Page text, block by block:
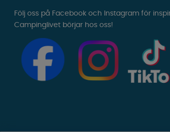
Följ oss på Facebook och Instagram för
Campinglivet börjar hos oss!